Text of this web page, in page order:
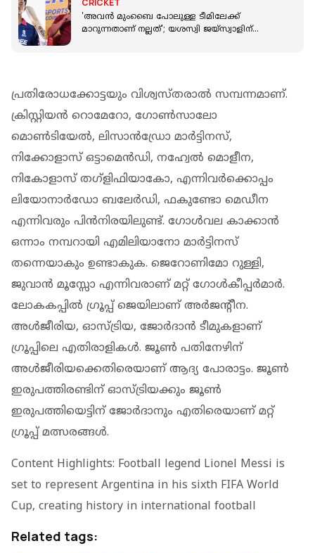
CRICKET
'അവൻ മുംബൈ പോലുള്ള ടീമിലേക്ക്
മാറുന്നതാണ് നല്ലത്'; യശസ്വി ജയ്സ്വാളിന്
പ്രതിരോധക്കോട്ടയും വിശ്വസ്തരാൽ സമ്പന്നമാണ്.
ക്രിസ്റ്റിയൻ റൊമേറോ, ഗോൺസാലോ
മൊൺടിയേൽ, ലിസാൻഡ്രോ മാർട്ടിനസ്,
നിക്കോളാസ് ഒട്ടാമെൻഡി, നഹ്വേൽ മൊളീന,
നികോളാസ് തഗ്ളിഫിയാകോ, എന്നിവർക്കൊപ്പം
ലിയോനാർഡോ ബലേർഡി, ഫകുണ്ടോ മെഡീന
എന്നിവരും പിൻനിരയിലുണ്ട്. ഗോൾവല കാക്കാൻ
ഒന്നാം നമ്പറായി എമിലിയാനോ മാർട്ടിനസ്
തന്നെയാകും ഉണ്ടാകുക. ജെറോണിമോ റുള്ളി,
ജുവാൻ മൂസ്സോ എന്നിവരാണ് മറ്റ് ഗോൾകീപ്പർമാർ.
ലോകകപ്പിൽ ഗ്രൂപ്പ് ജെയിലാണ് അർജന്റീന.
അൾജീരിയ, ഓസ്ട്രിയ, ജോർദാൻ ടീമുകളാണ്
ഗ്രൂപ്പിലെ എതിരാളികൾ. ജൂൺ പതിനേഴിന്
അൾജീരിയക്കെതിരെയാണ് ആദ്യ പോരാട്ടം. ജൂൺ
ഇരുപത്തിരണ്ടിന് ഓസ്ട്രിയക്കും ജൂൺ
ഇരുപത്തിയെട്ടിന് ജോർദാനും എതിരെയാണ് മറ്റ്
ഗ്രൂപ്പ് മത്സരങ്ങൾ.
Content Highlights: Football legend Lionel Messi is
set to represent Argentina in his sixth FIFA World
Cup, creating history in international football
Related tags: